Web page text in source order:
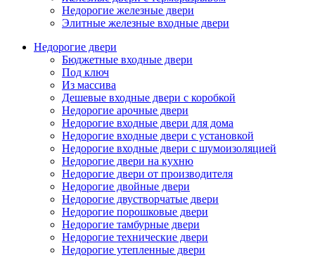
Недорогие железные двери
Элитные железные входные двери
Недорогие двери
Бюджетные входные двери
Под ключ
Из массива
Дешевые входные двери с коробкой
Недорогие арочные двери
Недорогие входные двери для дома
Недорогие входные двери с установкой
Недорогие входные двери с шумоизоляцией
Недорогие двери на кухню
Недорогие двери от производителя
Недорогие двойные двери
Недорогие двустворчатые двери
Недорогие порошковые двери
Недорогие тамбурные двери
Недорогие технические двери
Недорогие утепленные двери